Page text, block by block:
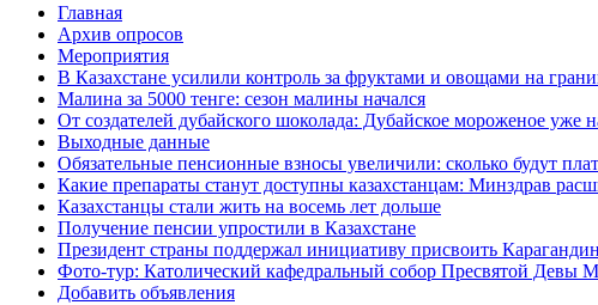
Главная
Архив опросов
Мероприятия
В Казахстане усилили контроль за фруктами и овощами на
Малина за 5000 тенге: сезон малины начался
От создателей дубайского шоколада: Дубайское мороженое уже
Выходные данные
Обязательные пенсионные взносы увеличили: сколько будут
Какие препараты станут доступны казахстанцам: Минздрав
Казахстанцы стали жить на восемь лет дольше
Получение пенсии упростили в Казахстане
Президент страны поддержал инициативу присвоить
Фото-тур: Католический кафедральный собор Пресвятой Девы
Добавить объявления